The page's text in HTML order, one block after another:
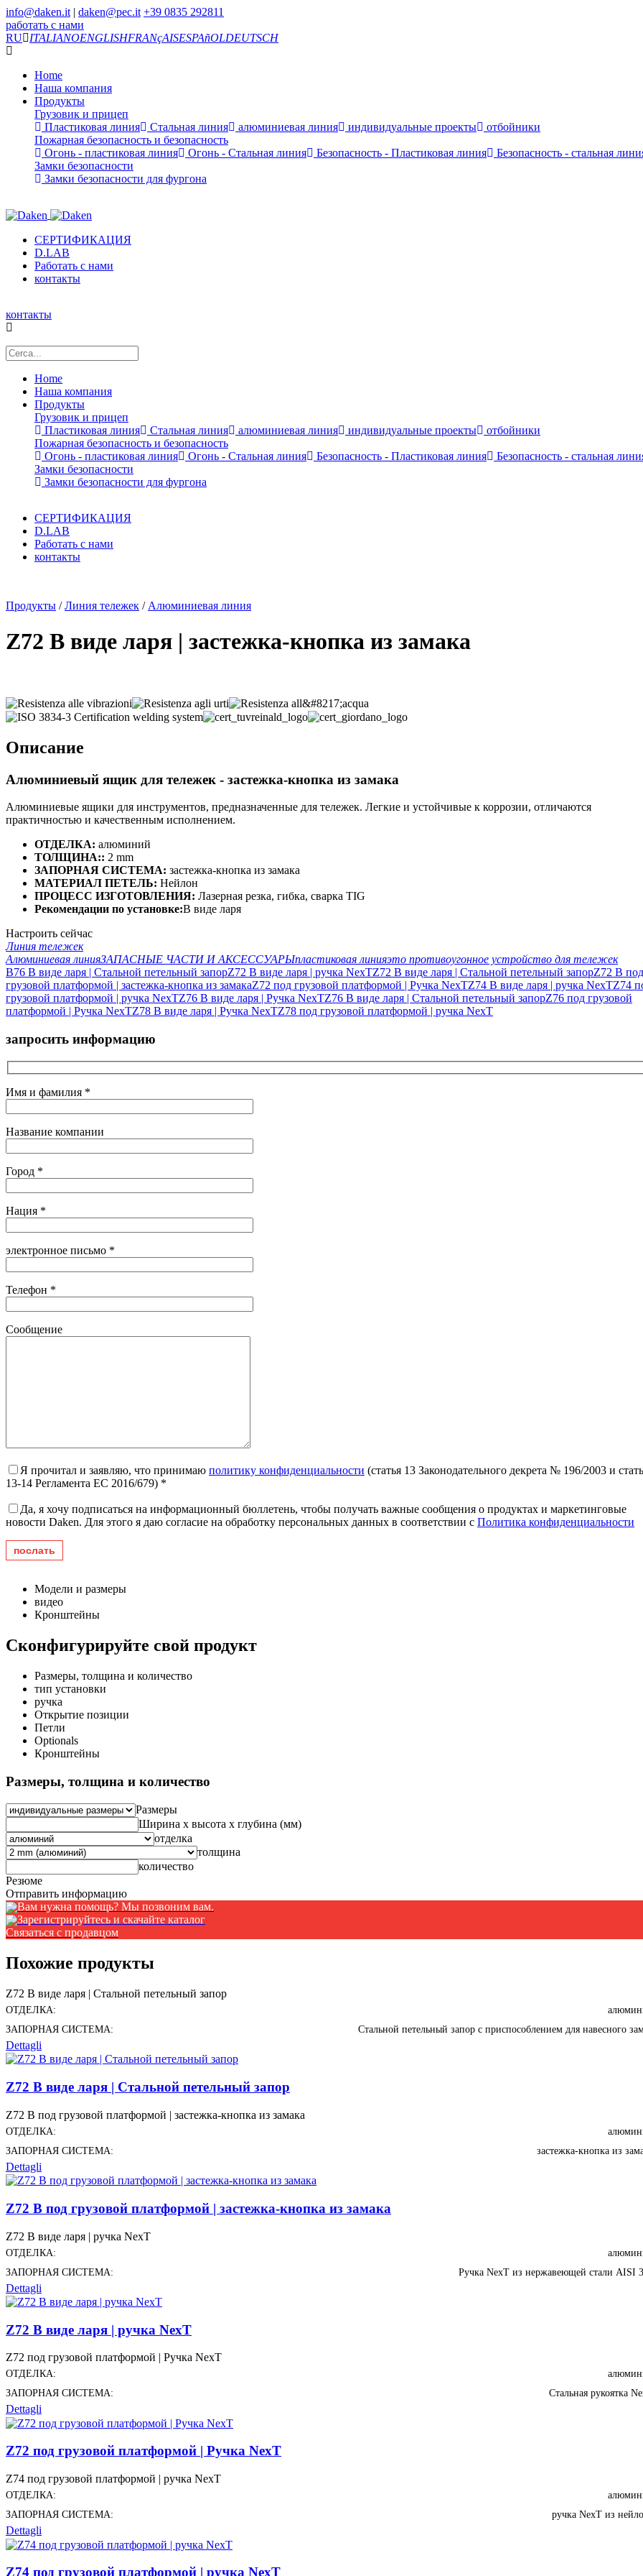
info@daken.it | daken@pec.it +39 0835 292811
работать с нами
RU
ITALIANOENGLISHFRANçAISESPAñOLDEUTSCH
Home
Наша компания
Продукты
Грузовик и прицеп
Пластиковая линия
Стальная линия алюминиевая линия индивидуальные проекты
отбойники
Пожарная безопасность и безопасность
Огонь - пластиковая линия
Огонь - Стальная линия Безопасность - Пластиковая линия
Безопасность - стальная
Замки безопасности
Замки безопасности для фургона
СЕРТИФИКАЦИЯ
D.LAB
Работать с нами
контакты
контакты
Home
Наша компания
Продукты
Грузовик и прицеп
Пластиковая линия
Стальная линия алюминиевая линия индивидуальные проекты
отбойники
Пожарная безопасность и безопасность
Огонь - пластиковая линия
Огонь - Стальная линия Безопасность - Пластиковая линия
Безопасность - стальная
Замки безопасности
Замки безопасности для фургона
СЕРТИФИКАЦИЯ
D.LAB
Работать с нами
контакты
Продукты /Линия тележек / Алюминиевая линия
Z72 В виде ларя | застежка-кнопка из замака
Описание
Алюминиевый ящик для тележек - застежка-кнопка из замака
Алюминиевые ящики для инструментов, предназначенные для тележек. Легкие и устойчивые к коррозии, отличаются
практичностью и качественным исполнением.
ОТДЕЛКА: алюминий
ТОЛЩИНА:: 2 mm
ЗАПОРНАЯ СИСТЕМА: застежка-кнопка из замака
МАТЕРИАЛ ПЕТЕЛЬ: Нейлон
ПРОЦЕСС ИЗГОТОВЛЕНИЯ: Лазерная резка, гибка, сварка TIG
Рекомендации по установке:В виде ларя
Настроить сейчас
Линия тележек
Алюминиевая линияЗАПАСНЫЕ ЧАСТИ И АКСЕССУАРЫпластиковая линияэто противоугонное устройство для тележек
B76 В виде ларя | Стальной петельный запорZ72 В виде ларя | ручка NexTZ72 В виде ларя | Стальной петельный запорZ72 В под
грузовой платформой | застежка-кнопка из замакаZ72 под грузовой платформой | Ручка NexTZ74 В виде ларя | ручка NexTZ74
грузовой платформой | ручка NexTZ76 В виде ларя | Ручка NexTZ76 В виде ларя | Стальной петельный запорZ76 под грузовой
платформой | Ручка NexTZ78 В виде ларя | Ручка NexTZ78 под грузовой платформой | ручка NexT
запросить информацию
Имя и фамилия *
Название компании
Город *
Нация *
электронное письмо *
Телефон *
Сообщение
Я прочитал и заявляю, что принимаю политику конфиденциальности (статья 13 Законодательного декрета № 196/2003 и
13-14 Регламента ЕС 2016/679) *
Да, я хочу подписаться на информационный бюллетень, чтобы получать важные сообщения о продуктах и ​​маркетинговые
новости Daken. Для этого я даю согласие на обработку персональных данных в соответствии с Политика конфиденциальности
Модели и размеры
видео
Кронштейны
Сконфигурируйте свой продукт
Размеры, толщина и количество
тип установки
ручка
Открытие позиции
Петли
Optionals
Кронштейны
Размеры, толщина и количество
Размеры
Ширина x высота x глубина (мм)
отделка
толщина
количество
Резюме
Отправить информацию
Вам нужна помощь? Мы позвоним вам.
Зарегистрируйтесь и скачайте каталог
Связаться с продавцом
Похожие продукты
Z72 В виде ларя | Стальной петельный запор
ОТДЕЛКА:
ЗАПОРНАЯ СИСТЕМА:
Стальной петельный запор с приспособлением для навесного
Dettagli
Z72 В виде ларя | Стальной петельный запор
Z72 В под грузовой платформой | застежка-кнопка из замака
ОТДЕЛКА:
ЗАПОРНАЯ СИСТЕМА:
застежка-кнопка из
Dettagli
Z72 В под грузовой платформой | застежка-кнопка из замака
Z72 В виде ларя | ручка NexT
ОТДЕЛКА:
ЗАПОРНАЯ СИСТЕМА:
Ручка NexT из нержавеющей стали AISI
Dettagli
Z72 В виде ларя | ручка NexT
Z72 под грузовой платформой | Ручка NexT
ОТДЕЛКА:
ЗАПОРНАЯ СИСТЕМА:
Стальная рукоятка
Dettagli
Z72 под грузовой платформой | Ручка NexT
Z74 под грузовой платформой | ручка NexT
ОТДЕЛКА:
ЗАПОРНАЯ СИСТЕМА:
ручка NexT из
Dettagli
Z74 под грузовой платформой | ручка NexT